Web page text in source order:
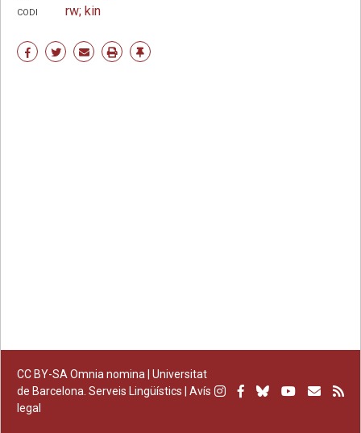
codi
rw; kin
Share ShareSharePrint Enllaç
CC BY-SA Omnia nomina | Universitat
de Barcelona. Serveis Lingüístics
Avís
legal
Instagram
Facebook
BlueskyYoutube